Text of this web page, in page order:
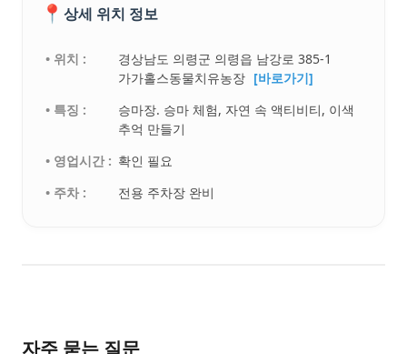
📍 상세 위치 정보
• 위치 :
경상남도 의령군 의령읍 남강로 385-1
가가홀스동물치유농장 [바로가기]
• 특징 :
승마장. 승마 체험, 자연 속 액티비티, 이색
추억 만들기
• 영업시간 : 확인 필요
• 주차 :
전용 주차장 완비
자주 묻는 질문